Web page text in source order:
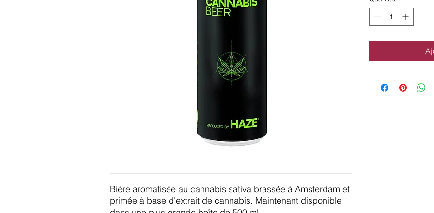
Bière aromatisée au cannabis sativa brassée à Amsterdam et
primée à base d'extrait de cannabis. Maintenant disponible